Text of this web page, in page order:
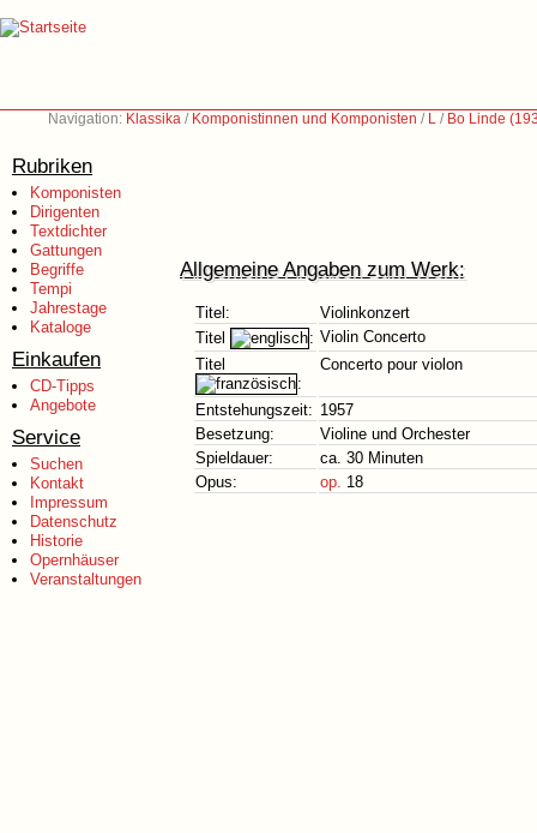
Navigation: Klassika / Komponistinnen und Komponisten / L / Bo Linde
Rubriken
Komponisten
Dirigenten
Textdichter
Gattungen
Begriffe
Tempi
Jahrestage
Kataloge
Einkaufen
CD-Tipps
Angebote
Service
Suchen
Kontakt
Impressum
Datenschutz
Historie
Opernhäuser
Veranstaltungen
Allgemeine Angaben zum Werk:
Titel:
Violinkonzert
Titel
: Violin Concerto
Titel
:
Concerto pour violon
Entstehungszeit: 1957
Besetzung:
Violine und Orchester
Spieldauer:
ca. 30 Minuten
Opus:
op. 18